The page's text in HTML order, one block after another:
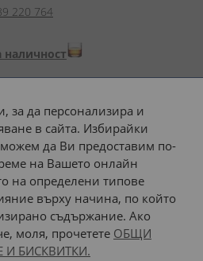
220 764
наличност
на плащане:
до адрес с:
наш транспорт
за да персонализира и
в сайта. Избирайки
можем да Ви предоставим по-
на Вашето онлайн
на определени типове
върху начина, по който
съдържание. Ако
моля, прочетете ОБЩИ
БИСКВИТКИ.